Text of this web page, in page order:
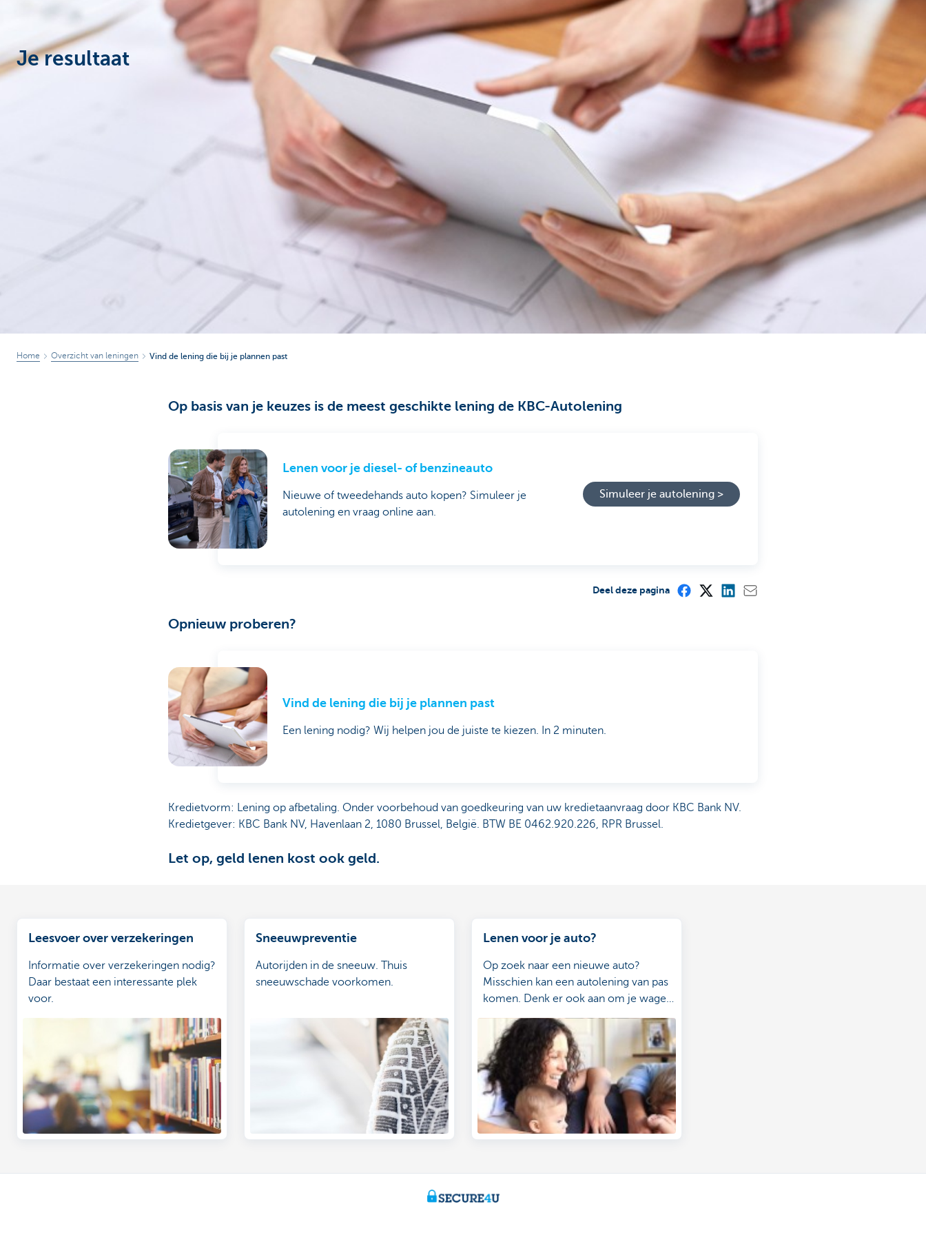
Particulieren
Je resultaat
Home Overzicht van leningen Vind de lening die bij je plannen past
Op basis van je keuzes is de meest geschikte lening de KBC-Autolening
Lenen voor je diesel- of benzineauto
Nieuwe of tweedehands auto kopen? Simuleer je
autolening en vraag online aan.
Simuleer je autolening >
Deel deze pagina
Opnieuw proberen?
Vind de lening die bij je plannen past
Een lening nodig? Wij helpen jou de juiste te kiezen. In 2 minuten.
Kredietvorm: Lening op afbetaling. Onder voorbehoud van goedkeuring van uw kredietaanvraag door KBC Bank NV.
Kredietgever: KBC Bank NV, Havenlaan 2, 1080 Brussel, België. BTW BE 0462.920.226, RPR Brussel.
Let op, geld lenen kost ook geld.
Leesvoer over verzekeringen
Informatie over verzekeringen nodig?
Daar bestaat een interessante plek
voor.
Sneeuwpreventie
Autorijden in de sneeuw. Thuis
sneeuwschade voorkomen.
Lenen voor je auto?
Op zoek naar een nieuwe auto?
Misschien kan een autolening van pas
komen. Denk er ook aan om je wagen
te laten verzekeren.